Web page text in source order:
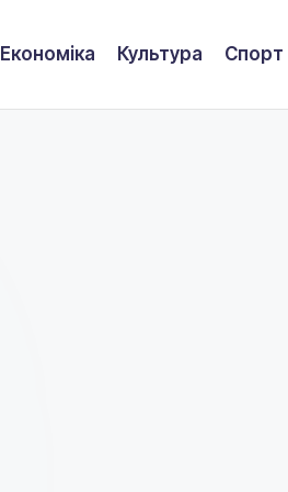
Економіка Культура Спорт